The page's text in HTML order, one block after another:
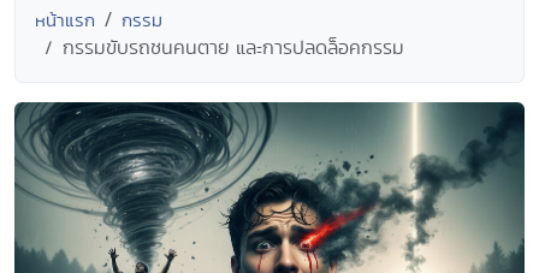
หน้าแรก กรรม
กรรมขับรถชนคนตาย และการปลดล็อคกรรม